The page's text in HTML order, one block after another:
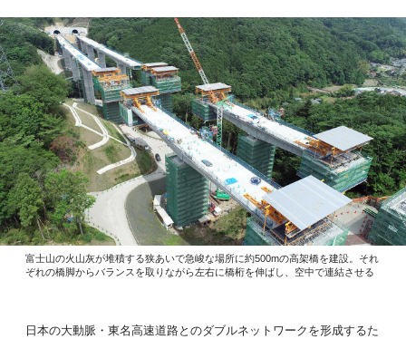
富士山の火山灰が堆積する狭あいで急峻な場所に約500mの高架橋を建設。それ
ぞれの橋脚からバランスを取りながら左右に橋桁を伸ばし、空中で連結させる
日本の大動脈・東名高速道路とのダブルネットワークを形成するた